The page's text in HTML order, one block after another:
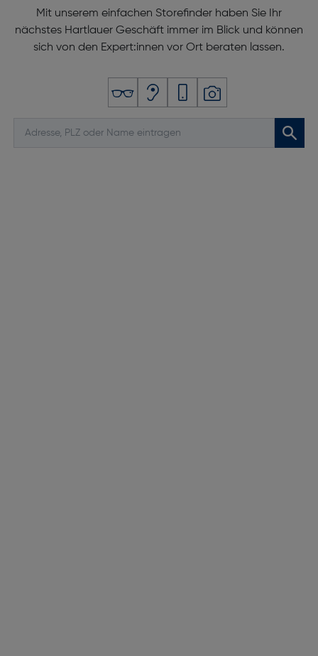
Mit unserem einfachen Storefinder haben Sie Ihr
nächstes Hartlauer Geschäft immer im Blick und können
sich von den Expert:innen vor Ort beraten lassen.